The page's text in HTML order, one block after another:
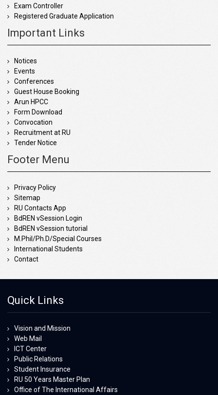
Exam Controller
Registered Graduate Application
Important Links
Notices
Events
Conferences
Guest House Booking
Arun HPCC
Form Download
Convocation
Recruitment at RU
Tender Notice
Footer Menu
Privacy Policy
Sitemap
RU Contacts App
BdREN vSession Login
BdREN vSession tutorial
M.Phil/Ph.D/Special Courses
International Students
Contact
Quick Links
Vision and Mission
Web Mail
ICT Center
Public Relations
Student Insurance
RU 50 Years Master Plan
Office of The International Affairs